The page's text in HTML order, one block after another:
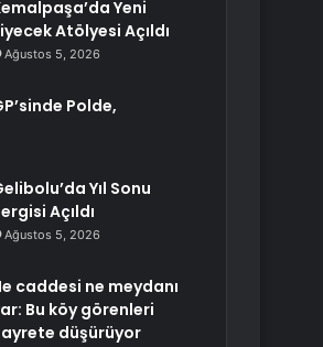
Yeni
Atölyesi Açıldı
Ağustos 5, 2026
Polde,
Yıl Sonu
Açıldı
Ağustos 5, 2026
caddesi ne meydanı
Bu köy görenleri
düşürüyor